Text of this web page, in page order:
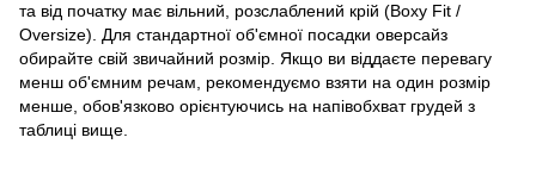
та від початку має вільний, розслаблений крій (Boxy Fit /
Oversize). Для стандартної об'ємної посадки оверсайз
обирайте свій звичайний розмір. Якщо ви віддаєте перевагу
менш об'ємним речам, рекомендуємо взяти на один розмір
менше, обов'язково орієнтуючись на напівобхват грудей з
таблиці вище.